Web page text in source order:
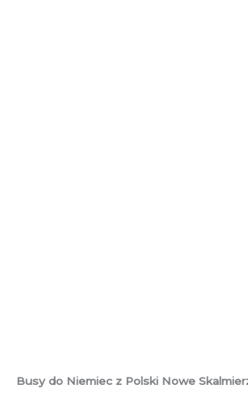
Busy do Niemiec z Polski Nowe